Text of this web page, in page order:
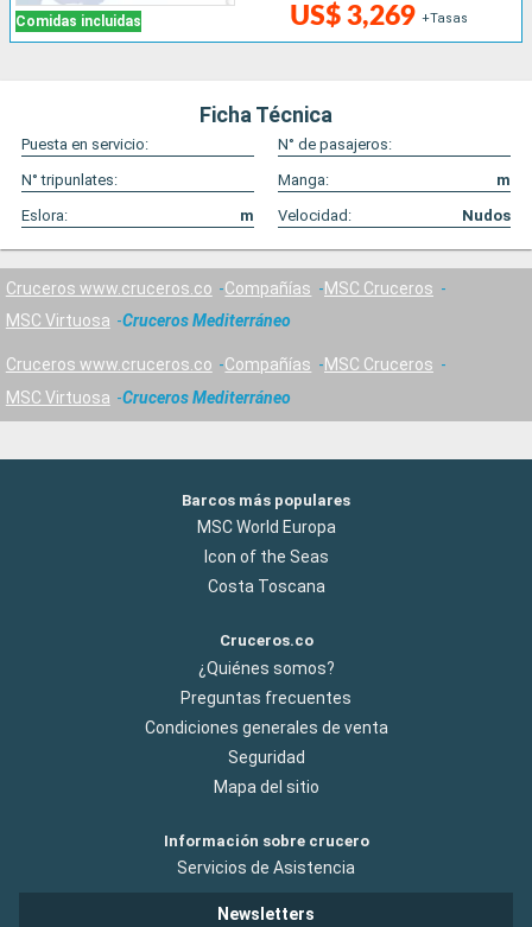
Comidas incluidas US$ 3,269 +Tasas
Ficha Técnica
Puesta en servicio:
N° de pasajeros:
N° tripunlates:
Manga:
m
Eslora:
m Velocidad: Nudos
Cruceros www.cruceros.co Compañías
MSC Cruceros
MSC Virtuosa
Cruceros Mediterráneo
Cruceros www.cruceros.co Compañías
MSC Cruceros
MSC Virtuosa
Cruceros Mediterráneo
Barcos más populares
MSC World Europa
Icon of the Seas
Costa Toscana
Cruceros.co
¿Quiénes somos?
Preguntas frecuentes
Condiciones generales de venta
Seguridad
Mapa del sitio
Información sobre crucero
Servicios de Asistencia
Newsletters